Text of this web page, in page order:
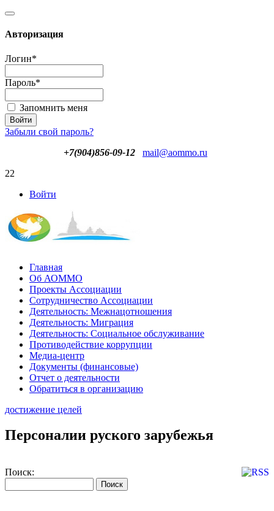
Авторизация
Логин*
Пароль*
Запомнить меня
Забыли свой пароль?
+7(904)856-09-12
mail@aommo.ru
22
Войти
Главная
Об АОММО
Проекты Ассоциации
Сотрудничество Ассоциации
Деятельность: Межнацотношения
Деятельность: Миграция
Деятельность: Социальное обслуживание
Противодействие коррупции
Медиа-центр
Документы (финансовые)
Отчет о деятельности
Обратиться в организацию
достижение целей
Персоналии руского зарубежья
Поиск: